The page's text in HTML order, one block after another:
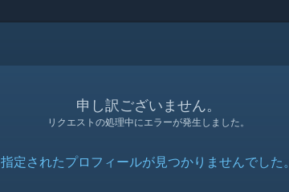
申し訳ございません。
リクエストの処理中にエラーが発生しました。
指定されたプロフィールが見つかりませんでした。